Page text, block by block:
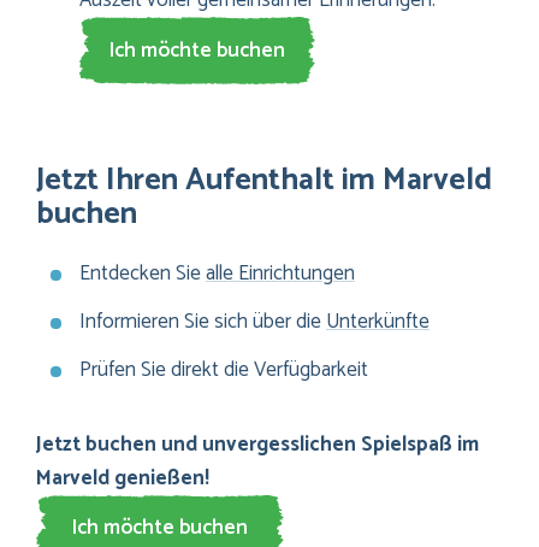
Ich möchte buchen
Jetzt Ihren Aufenthalt im Marveld
buchen
Entdecken Siealle Einrichtungen
Informieren Sie sich über dieUnterkünfte
Prüfen Sie direkt die Verfügbarkeit
Jetzt buchen und unvergesslichen Spielspaß im
Marveld genießen!
Ich möchte buchen